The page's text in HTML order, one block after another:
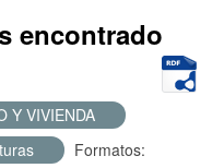
encontrado
Y VIVIENDA
Formatos: